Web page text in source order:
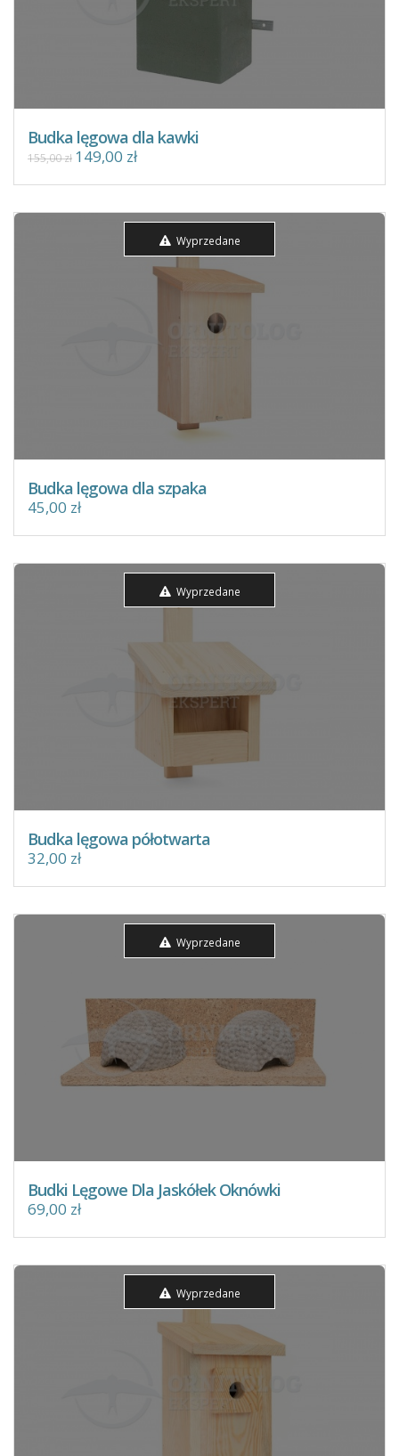
Budka lęgowa dla kawki
155,00 zł 149,00 zł
Wyprzedane
Budka lęgowa dla szpaka
45,00 zł
Wyprzedane
Budka lęgowa półotwarta
32,00 zł
Wyprzedane
Budki Lęgowe Dla Jaskółek Oknówki
69,00 zł
Wyprzedane